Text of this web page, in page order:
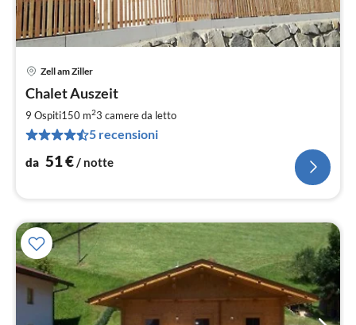
Zell am Ziller
Chalet Auszeit
9 Ospiti150 m23 camere da letto
5 recensioni
da 51€/ notte